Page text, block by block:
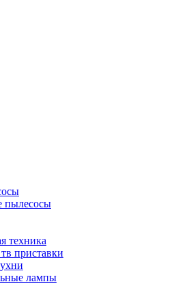
пылесосы
техника
приставки
лампы